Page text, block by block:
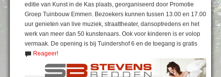
editie van Kunst in de Kas plaats, georganiseerd door Promotie
Groep Tuinbouw Emmen. Bezoekers kunnen tussen 13.00 en 17.00
uur genieten van live muziek, straattheater, dansoptredens en het
werk van meer dan 50 kunstenaars. Ook voor kinderen is er volop
vermaak. De opening is bij Tuindershof 6 en de toegang is gratis
Reageer!